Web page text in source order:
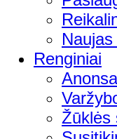
Renginiai
Žūklės